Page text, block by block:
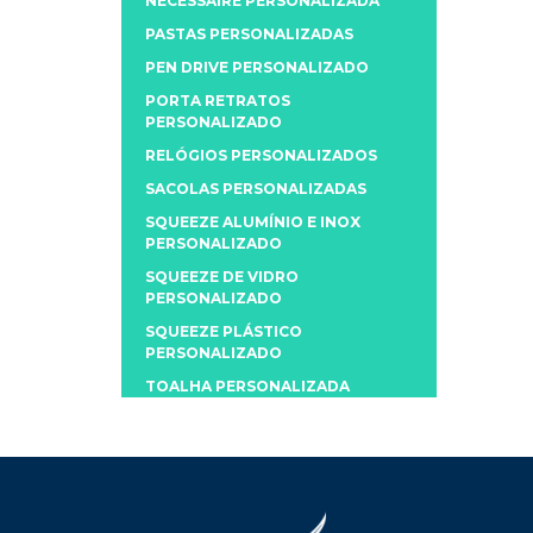
PASTAS PERSONALIZADAS
PEN DRIVE PERSONALIZADO
PORTA RETRATOS
PERSONALIZADO
RELÓGIOS PERSONALIZADOS
SACOLAS PERSONALIZADAS
SQUEEZE ALUMÍNIO E INOX
PERSONALIZADO
SQUEEZE DE VIDRO
PERSONALIZADO
SQUEEZE PLÁSTICO
PERSONALIZADO
TOALHA PERSONALIZADA